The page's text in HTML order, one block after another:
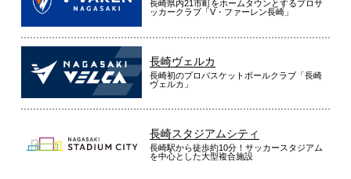
長崎県内21市町をホームタウンとするプロサ
ッカークラブ「V・ファーレン長崎」
長崎ヴェルカ
長崎初のプロバスケットボールクラブ「長崎
ヴェルカ」
長崎スタジアムシティ
長崎駅から徒歩約10分！サッカースタジアム
を中心とした大型複合施設